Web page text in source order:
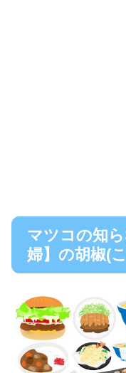
マツコの知
婦】の胡椒(